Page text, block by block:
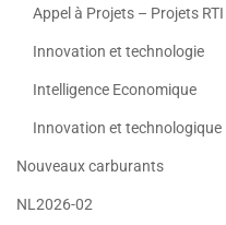
Appel à Projets – Projets RTI
Innovation et technologie
Intelligence Economique
Innovation et technologique
Nouveaux carburants
NL2026-02